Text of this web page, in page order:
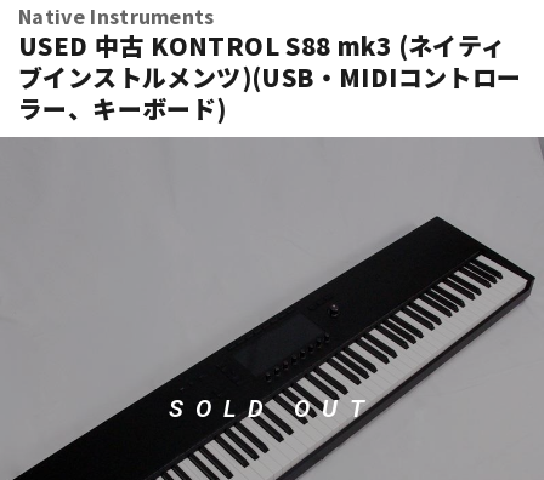
エレキギター
パーカッション
キーボード 電子ピアノ
Native Instruments
USED 中古 KONTROL S88 mk3 (ネイティ
ブインストルメンツ)(USB・MIDIコントロー
ラー、キーボード)
SOLD OUT